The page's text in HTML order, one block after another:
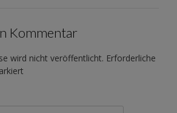
Kommentar
wird nicht veröffentlicht. Erforderliche